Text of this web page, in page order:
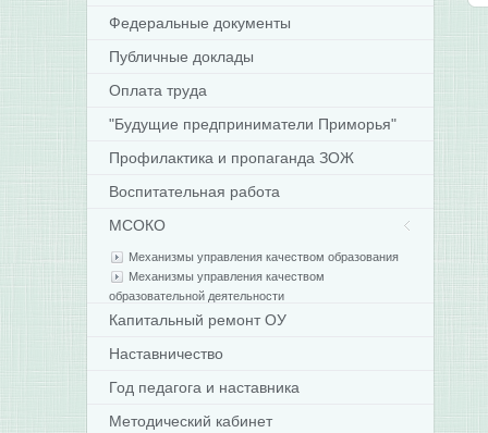
Федеральные документы
Публичные доклады
Оплата труда
"Будущие предприниматели Приморья"
Профилактика и пропаганда ЗОЖ
Воспитательная работа
МСОКО
Механизмы управления качеством образования
Механизмы управления качеством
образовательной деятельности
Капитальный ремонт ОУ
Наставничество
Год педагога и наставника
Методический кабинет